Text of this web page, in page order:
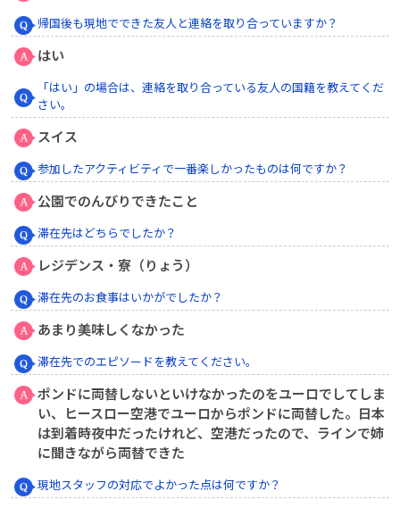
帰国後も現地でできた友人と連絡を取り合っていますか？
はい
「はい」の場合は、連絡を取り合っている友人の国籍を教えてくだ
さい。
スイス
参加したアクティビティで一番楽しかったものは何ですか？
公園でのんびりできたこと
滞在先はどちらでしたか？
レジデンス・寮（りょう）
滞在先のお食事はいかがでしたか？
あまり美味しくなかった
滞在先でのエピソードを教えてください。
ポンドに両替しないといけなかったのをユーロでしてしま
い、ヒースロー空港でユーロからポンドに両替した。日本
は到着時夜中だったけれど、空港だったので、ラインで姉
に聞きながら両替できた
現地スタッフの対応でよかった点は何ですか？